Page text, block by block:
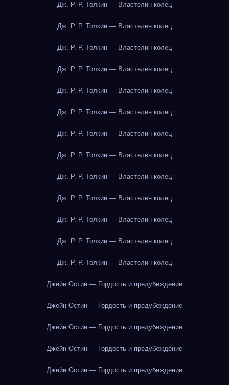
Дж. Р. Р. Толкин — Властелин колец
Дж. Р. Р. Толкин — Властелин колец
Дж. Р. Р. Толкин — Властелин колец
Дж. Р. Р. Толкин — Властелин колец
Дж. Р. Р. Толкин — Властелин колец
Дж. Р. Р. Толкин — Властелин колец
Дж. Р. Р. Толкин — Властелин колец
Дж. Р. Р. Толкин — Властелин колец
Дж. Р. Р. Толкин — Властелин колец
Дж. Р. Р. Толкин — Властелин колец
Дж. Р. Р. Толкин — Властелин колец
Дж. Р. Р. Толкин — Властелин колец
Дж. Р. Р. Толкин — Властелин колец
Джейн Остин — Гордость и предубеждение
Джейн Остин — Гордость и предубеждение
Джейн Остин — Гордость и предубеждение
Джейн Остин — Гордость и предубеждение
Джейн Остин — Гордость и предубеждение